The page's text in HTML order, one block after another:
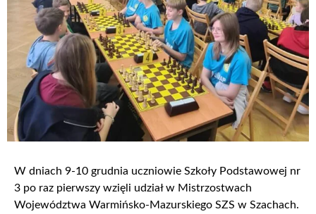
W dniach 9-10 grudnia uczniowie Szkoły Podstawowej nr
3 po raz pierwszy wzięli udział w Mistrzostwach
Województwa Warmińsko-Mazurskiego SZS w Szachach.